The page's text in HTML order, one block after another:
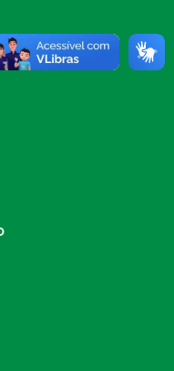
Federal